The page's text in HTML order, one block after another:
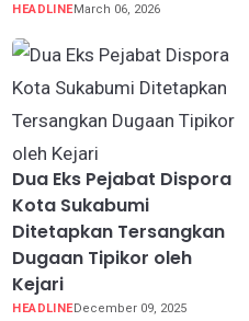
HEADLINEMarch 06, 2026
Dua Eks Pejabat Dispora
Kota Sukabumi
Ditetapkan Tersangkan
Dugaan Tipikor oleh
Kejari
HEADLINEDecember 09, 2025